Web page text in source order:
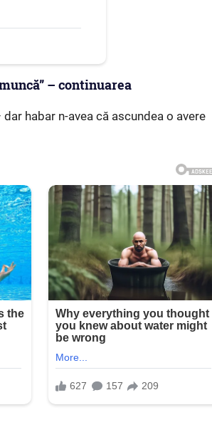
– continuarea
habar n-avea că ascundea o avere